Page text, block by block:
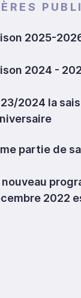
2025-
2024 -
2024 la
partie de
nouveau
2022